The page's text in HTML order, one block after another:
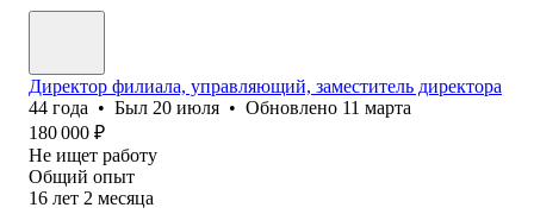
Директор филиала, управляющий, заместитель директора
44 года • Был 20 июля • Обновлено 11 марта
180 000 ₽
Не ищет работу
Общий опыт
16 лет 2 месяца